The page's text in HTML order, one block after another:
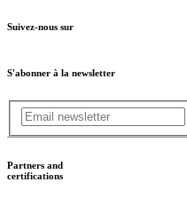
Suivez-nous sur
S'abonner à la newsletter
Partners and
certifications